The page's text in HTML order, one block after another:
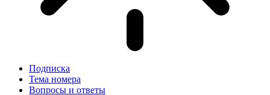
Подписка
Тема номера
Вопросы и ответы